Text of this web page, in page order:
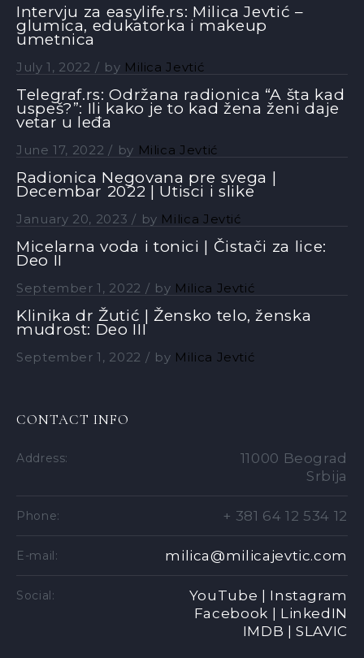
Intervju za easylife.rs: Milica Jevtić –
glumica, edukatorka i makeup
umetnica
July 1, 2022 by Milica Jevtić
Telegraf.rs: Održana radionica “A šta kad
uspeš?”: Ili kako je to kad žena ženi daje
vetar u leđa
June 17, 2022 by Milica Jevtić
Radionica Negovana pre svega |
Decembar 2022 | Utisci i slike
January 20, 2023 by Milica Jevtić
Micelarna voda i tonici | Čistači za lice:
Deo II
September 1, 2022 by Milica Jevtić
Klinika dr Žutić | Žensko telo, ženska
mudrost: Deo III
September 1, 2022 by Milica Jevtić
CONTACT INFO
Address:
11000 Beograd
Srbija
Phone: + 381 64 12 534 12
E-mail: milica@milicajevtic.com
Social: YouTube | Instagram
Facebook | LinkedIN
IMDB | SLAVIC